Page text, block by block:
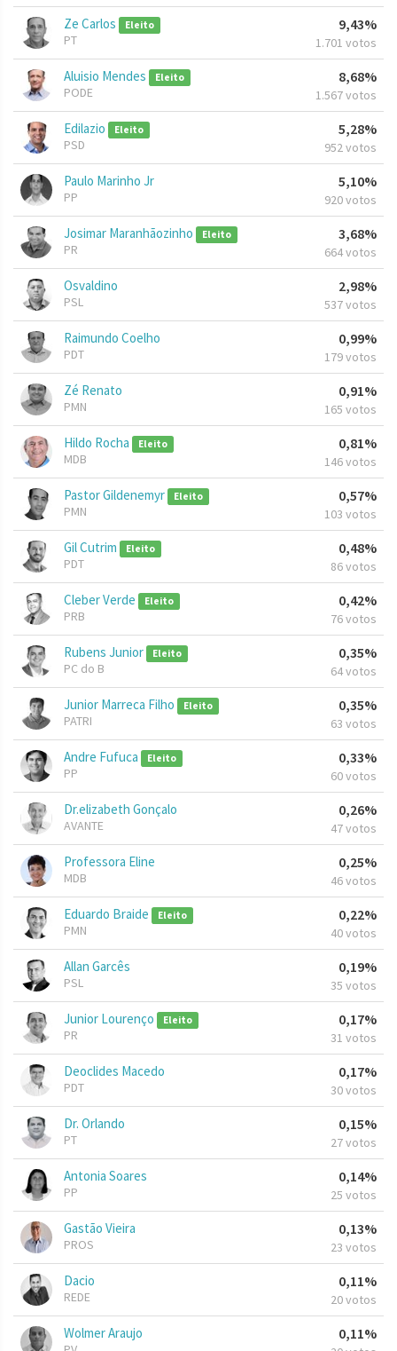
Ze Carlos Eleito
PT
9,43%
1.701 votos
Aluisio Mendes Eleito
PODE
8,68%
1.567 votos
Edilazio Eleito
PSD
5,28%
952 votos
Paulo Marinho Jr
PP
5,10%
920 votos
Josimar Maranhãozinho Eleito
PR
3,68%
664 votos
Osvaldino
PSL
2,98%
537 votos
Raimundo Coelho
PDT
0,99%
179 votos
Zé Renato
PMN
0,91%
165 votos
Hildo Rocha Eleito
MDB
0,81%
146 votos
Pastor Gildenemyr Eleito
PMN
0,57%
103 votos
Gil Cutrim Eleito
PDT
0,48%
86 votos
Cleber Verde Eleito
PRB
0,42%
76 votos
Rubens Junior Eleito
PC do B
0,35%
64 votos
Junior Marreca Filho Eleito
PATRI
0,35%
63 votos
Andre Fufuca Eleito
PP
0,33%
60 votos
Dr.elizabeth Gonçalo
AVANTE
0,26%
47 votos
Professora Eline
MDB
0,25%
46 votos
Eduardo Braide Eleito
PMN
0,22%
40 votos
Allan Garcês
PSL
0,19%
35 votos
Junior Lourenço Eleito
PR
0,17%
31 votos
Deoclides Macedo
PDT
0,17%
30 votos
Dr. Orlando
PT
0,15%
27 votos
Antonia Soares
PP
0,14%
25 votos
Gastão Vieira
PROS
0,13%
23 votos
Dacio
REDE
0,11%
20 votos
Wolmer Araujo 0,11%